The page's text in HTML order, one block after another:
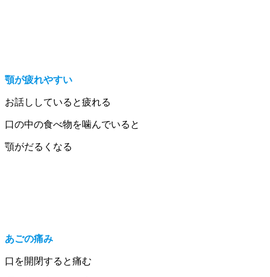
顎が疲れやすい
お話ししていると疲れる
口の中の食べ物を噛んでいると
顎がだるくなる
あごの痛み
口を開閉すると痛む